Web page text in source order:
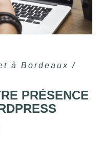
à Bordeaux /
PRÉSENCE